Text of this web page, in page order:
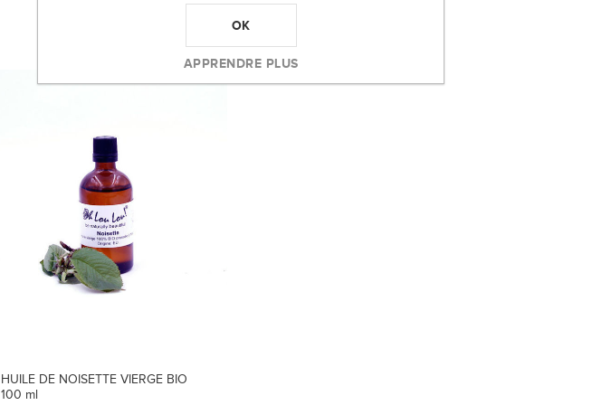
HUILE DE NOISETTE VIERGE BIO
100 ml
OK
APPRENDRE PLUS